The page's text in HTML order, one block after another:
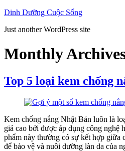
Skip
content
Dinh Dưỡng Cuộc Sống
Just another WordPress site
Monthly
Top 5 loại kem chống
Kem chống nắng Nhật Bản luôn là
giá cao bởi được áp dụng công nghệ
phẩm này thường có sự kết hợp giữa
để bảo vệ và nuôi dưỡng làn da của